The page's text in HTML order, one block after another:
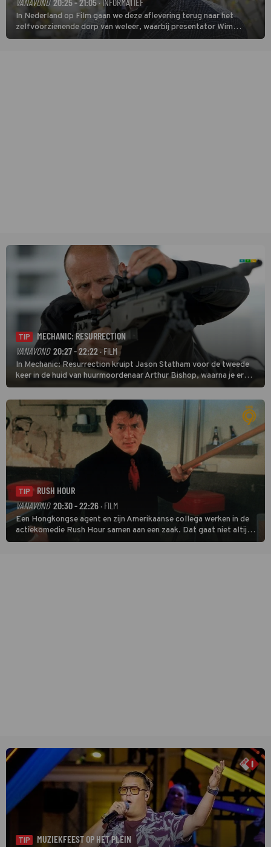
In Nederland op Film gaan we deze aflevering terug naar het
zelfvoorzienende dorp van weleer, waarbij presentator Wim
Daniëls de kijkers meeneemt op reis door de tijd aan de hand van
TIP
MECHANIC: RESURRECTION
VANAVOND 20:27 - 22:22· FILM
In Mechanic: Resurrection kruipt Jason Statham voor de tweede
keer in de huid van huurmoordenaar Arthur Bishop, waarna je er
donder op kunt zeggen dat er van Bishops geplande pensioen niet
veel terechtkomt.
TIP
RUSH HOUR
VANAVOND 20:30 - 22:26 · FILM
Een Hongkongse agent en zijn Amerikaanse collega werken in de
actiekomedie Rush Hour samen aan een zaak. Dat gaat niet altijd
van een leien dakje.
TIP
MUZIEKFEEST OP HET PLEIN